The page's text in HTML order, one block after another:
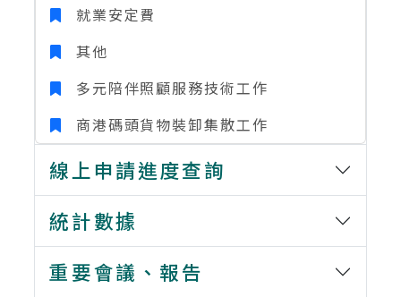
就業安定費
其他
多元陪伴照顧服務技術工作
商港碼頭貨物裝卸集散工作
線上申請進度查詢
統計數據
重要會議、報告